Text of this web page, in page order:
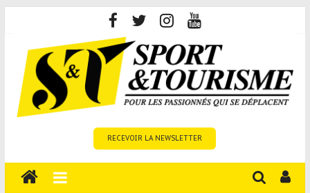
content
Tourisme
est
RECEVOIR LA NEWSLETTER